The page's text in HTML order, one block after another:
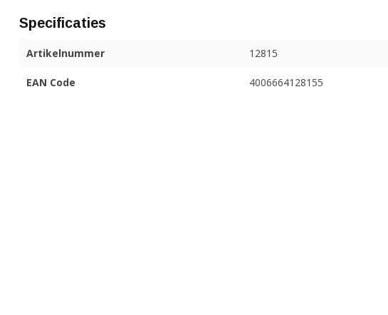
Specificaties
Artikelnummer 12815
EAN Code 4006664128155